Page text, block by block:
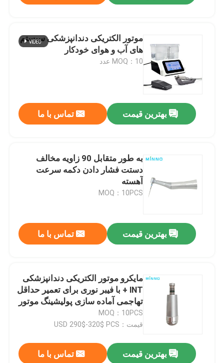
موتور الکتریکی دندانپزشکی سیستم
های آب و هوای خودکار
MOQ：10 عدد
بهترین قیمت تماس با ما
به طور متقابل 90 زاویه مخالف
دستت فشار دادن دکمه سرعت
آهسته
MOQ：10PCS
بهترین قیمت تماس با ما
مایکرو موتور الکتریکی دندانپزشکی
lNT + با فیبر نوری برای تعمیر حداقل
تهاجمی آماده سازی پولیشینگ موتور
بدون برس
MOQ：10PCS
قیمت：USD 290$-320$ PCS
بهترین قیمت تماس با ما